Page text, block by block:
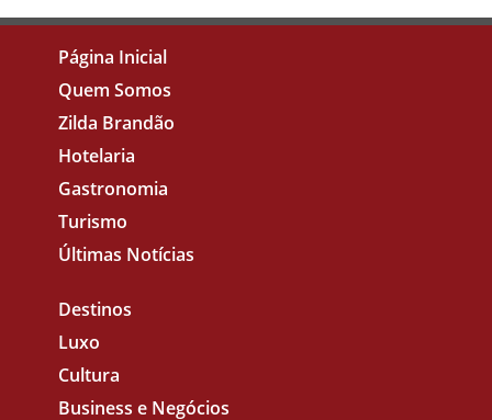
Página Inicial
Quem Somos
Zilda Brandão
Hotelaria
Gastronomia
Turismo
Últimas Notícias
Destinos
Luxo
Cultura
Business e Negócios